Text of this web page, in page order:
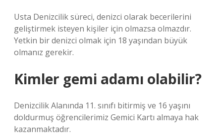
Usta Denizcilik süreci, denizci olarak becerilerini
geliştirmek isteyen kişiler için olmazsa olmazdır.
Yetkin bir denizci olmak için 18 yaşından büyük
olmanız gerekir.
Kimler gemi adamı olabilir?
Denizcilik Alanında 11. sınıfı bitirmiş ve 16 yaşını
doldurmuş öğrencilerimiz Gemici Kartı almaya hak
kazanmaktadır.